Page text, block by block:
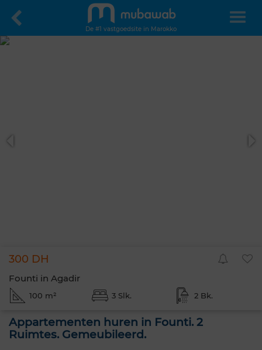
De #1 vastgoedsite in Marokko
300 DH
Founti in Agadir
100 m² 3 Slk. 2 Bk.
Appartementen huren in Founti. 2
Ruimtes. Gemeubileerd.